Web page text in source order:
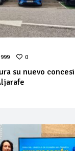
999 0
su nuevo